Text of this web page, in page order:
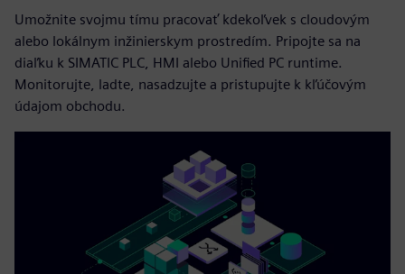
Umožnite svojmu tímu pracovať kdekoľvek s cloudovým
alebo lokálnym inžinierskym prostredím. Pripojte sa na
diaľku k SIMATIC PLC, HMI alebo Unified PC runtime.
Monitorujte, ladte, nasadzujte a pristupujte k kľúčovým
údajom obchodu.